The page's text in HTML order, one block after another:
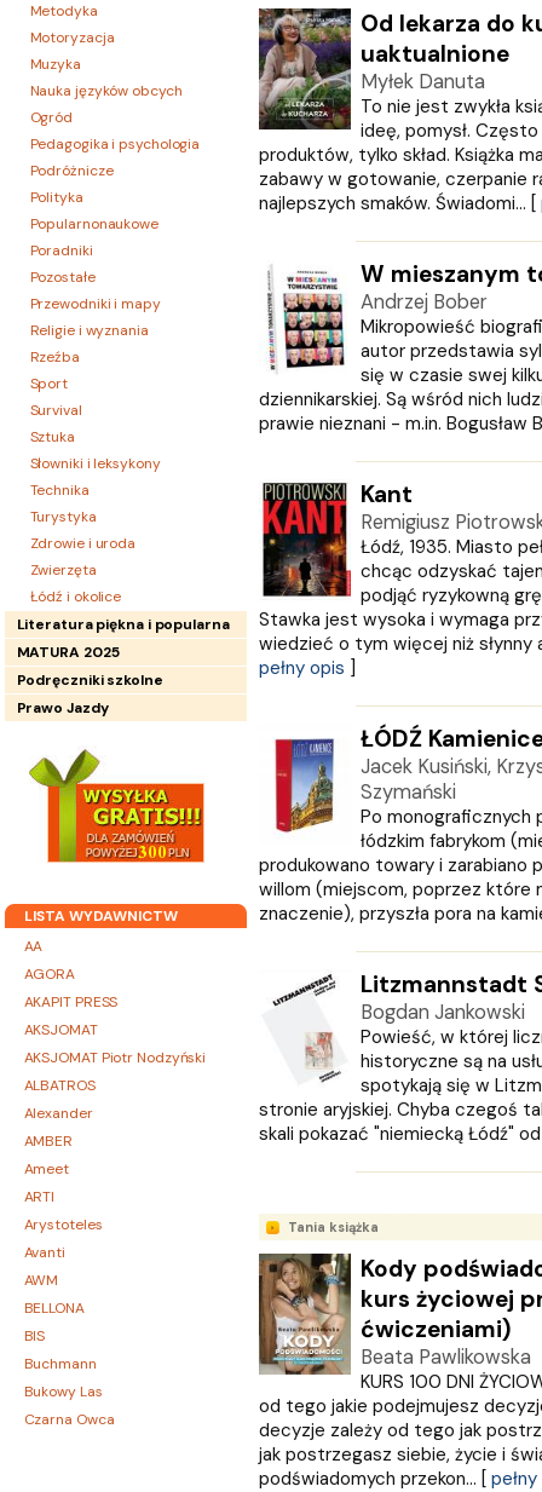
Metodyka
Motoryzacja
Muzyka
Nauka języków obcych
Ogród
Pedagogika i psychologia
Podróżnicze
Polityka
Popularnonaukowe
Poradniki
Pozostałe
Przewodniki i mapy
Religie i wyznania
Rzeźba
Sport
Survival
Sztuka
Słowniki i leksykony
Technika
Turystyka
Zdrowie i uroda
Zwierzęta
Łódź i okolice
Literatura piękna i popularna
MATURA 2025
Podręczniki szkolne
Prawo Jazdy
LISTA WYDAWNICTW
AA
AGORA
AKAPIT PRESS
AKSJOMAT
AKSJOMAT Piotr Nodzyński
ALBATROS
Alexander
AMBER
Ameet
ARTI
Arystoteles
Avanti
AWM
BELLONA
BIS
Buchmann
Bukowy Las
Czarna Owca
Od lekarza do
uaktualnione
Myłek Danuta
To nie jest zwykła
ideę, pomysł.
produktów, tylko skład. Książka
zabawy w gotowanie, czerpanie
najlepszych smaków. Świadomi... [
W mieszanym
Andrzej Bober
Mikropowieść
autor przedstawia
się w czasie swej
dziennikarskiej. Są wśród nich
prawie nieznani - m.in. Bogusław
Kant
Remigiusz
Łódź, 1935. Miasto
chcąc odzyskać
podjąć ryzykowną
Stawka jest wysoka i wymaga
wiedzieć o tym więcej niż słynny
pełny opis ]
ŁÓDŹ
Jacek Kusiński,
Szymański
Po monograficznych
łódzkim fabrykom
produkowano towary i zarabiano
willom (miejscom, poprzez które
znaczenie), przyszła pora na
Litzmannstadt
Bogdan Jankowski
Powieść, w której
historyczne są na
spotykają się w
stronie aryjskiej. Chyba czegoś
skali pokazać "niemiecką Łódź"
Tania książka
Kody
kurs życiowej
ćwiczeniami)
Beata Pawlikowska
KURS 100 DNI
od tego jakie podejmujesz
decyzje zależy od tego jak
jak postrzegasz siebie, życie i
podświadomych przekon... [